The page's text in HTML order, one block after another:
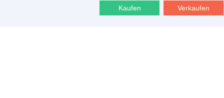
Kaufen Verkaufen